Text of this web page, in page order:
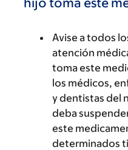
Avise a todos
atención
toma este
los médicos,
y dentistas del
deba
este
determinados